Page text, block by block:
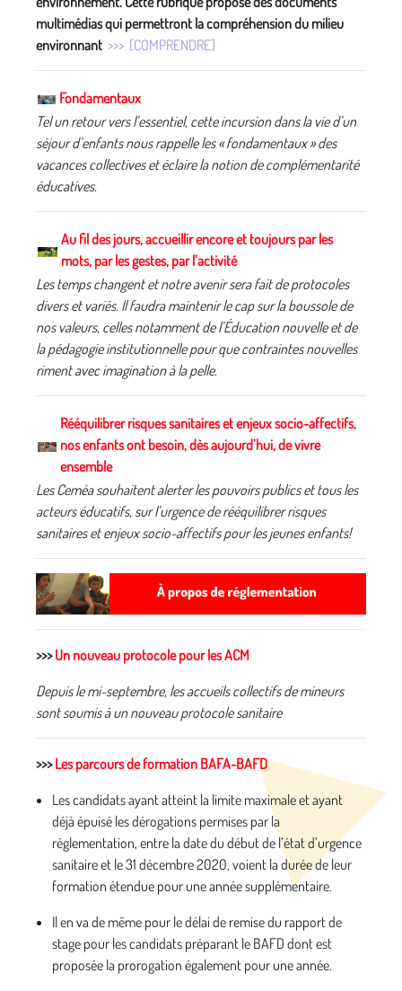
multimédias qui permettront la compréhension du milieu
environnant >>> [COMPRENDRE]
Fondamentaux
Tel un retour vers l’essentiel, cette incursion dans la vie d’un
séjour d’enfants nous rappelle les « fondamentaux » des
vacances collectives et éclaire la notion de complémentarité
éducatives.
Au fil des jours, accueillir encore et toujours par les
mots, par les gestes, par l’activité
Les temps changent et notre avenir sera fait de protocoles
divers et variés. Il faudra maintenir le cap sur la boussole de
nos valeurs, celles notamment de l’Éducation nouvelle et de
la pédagogie institutionnelle pour que contraintes nouvelles
riment avec imagination à la pelle.
Rééquilibrer risques sanitaires et enjeux socio-affectifs,
nos enfants ont besoin, dès aujourd’hui, de vivre
ensemble
Les Ceméa souhaitent alerter les pouvoirs publics et tous les
acteurs éducatifs, sur l’urgence de rééquilibrer risques
sanitaires et enjeux socio-affectifs pour les jeunes enfants!
>>>Un nouveau protocole pour les ACM
Depuis le mi-septembre, les accueils collectifs de mineurs
sont soumis à un nouveau protocole sanitaire
>>>Les parcours de formation BAFA-BAFD
Les candidats ayant atteint la limite maximale et ayant
déjà épuisé les dérogations permises par la
réglementation, entre la date du début de l’état d’urgence
sanitaire et le 31 décembre 2020, voient la durée de leur
formation étendue pour une année supplémentaire.
Il en va de même pour le délai de remise du rapport de
stage pour les candidats préparant le BAFD dont est
proposée la prorogation également pour une année.